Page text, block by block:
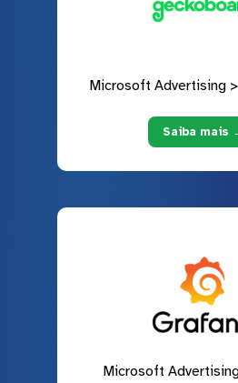
Microsoft Advertising
Saiba mais
Microsoft